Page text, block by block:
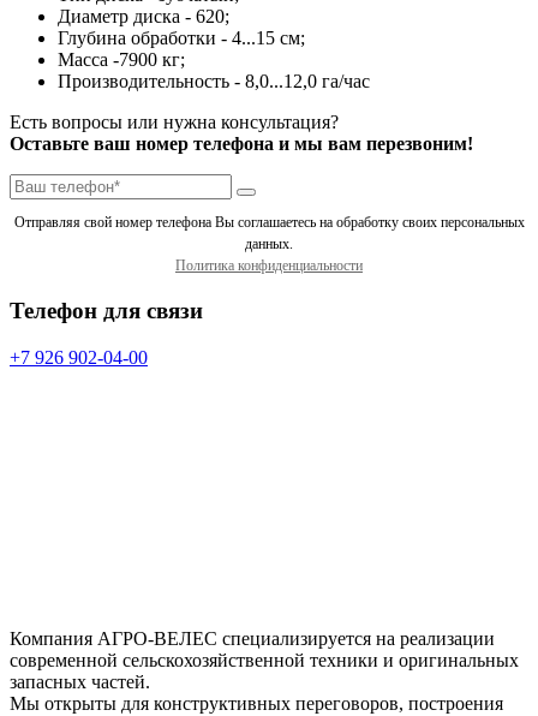
Диаметр диска - 620;
Глубина обработки - 4...15 см;
Масса -7900 кг;
Производительность - 8,0...12,0 га/час
Есть вопросы или нужна консультация?
Оставьте ваш номер телефона и мы вам перезвоним!
Отправляя свой номер телефона Вы соглашаетесь на обработку своих персональных
данных.
Политика конфиденциальности
Телефон для связи
+7 926 902-04-00
Компания АГРО-ВЕЛЕС специализируется на реализации
современной сельскохозяйственной техники и оригинальных
запасных частей.
Мы открыты для конструктивных переговоров, построения